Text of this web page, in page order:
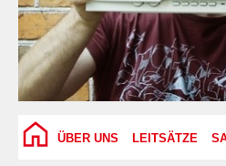
ÜBER UNS LEITSÄTZE